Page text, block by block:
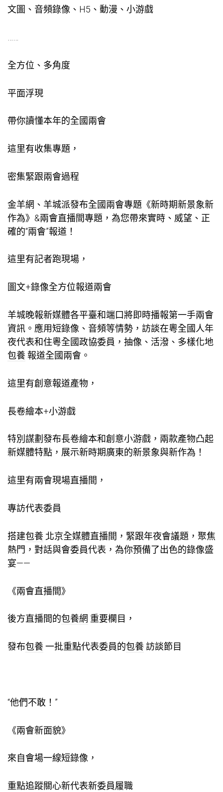
文圖、音頻錄像、H5、動漫、小游戲
全方位、多角度
平面浮現
帶你讀懂本年的全國兩會
這里有收集專題，
密集緊跟兩會過程
金羊網、羊城派發布全國兩會專題《新時期新景象新
作為》&兩會直播間專題，為您帶來實時、威望、正
確的“兩會”報道！
這里有記者跑現場，
圖文+錄像全方位報道兩會
羊城晚報新媒體各平臺和端口將即時播報第一手兩會
資訊。應用短錄像、音頻等情勢，訪談在粵全國人年
夜代表和住粵全國政協委員，抽像、活潑、多樣化地
包養報道全國兩會。
這里有創意報道產物，
長卷繪本+小游戲
特別謀劃發布長卷繪本和創意小游戲，兩款產物凸起
新媒體特點，展示新時期廣東的新景象與新作為！
這里有兩會現場直播間，
專訪代表委員
搭建包養 北京全媒體直播間，緊跟年夜會議題，聚焦
熱門，對話與會委員代表，為你預備了出色的錄像盛
宴——
《兩會直播間》
後方直播間的包養網 重要欄目，
發布包養一批重點代表委員的包養訪談節目
“他們不敢！”
《兩會新面貌》
來自會場一線短錄像，
重點追蹤關心新代表新委員履職